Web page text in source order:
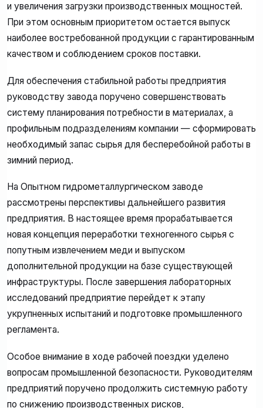
и увеличения загрузки производственных мощностей.
При этом основным приоритетом остается выпуск
наиболее востребованной продукции с гарантированным
качеством и соблюдением сроков поставки.
Для обеспечения стабильной работы предприятия
руководству завода поручено совершенствовать
систему планирования потребности в материалах, а
профильным подразделениям компании — сформировать
необходимый запас сырья для бесперебойной работы в
зимний период.
На Опытном гидрометаллургическом заводе
рассмотрены перспективы дальнейшего развития
предприятия. В настоящее время прорабатывается
новая концепция переработки техногенного сырья с
попутным извлечением меди и выпуском
дополнительной продукции на базе существующей
инфраструктуры. После завершения лабораторных
исследований предприятие перейдет к этапу
укрупненных испытаний и подготовке промышленного
регламента.
Особое внимание в ходе рабочей поездки уделено
вопросам промышленной безопасности. Руководителям
предприятий поручено продолжить системную работу
по снижению производственных рисков,